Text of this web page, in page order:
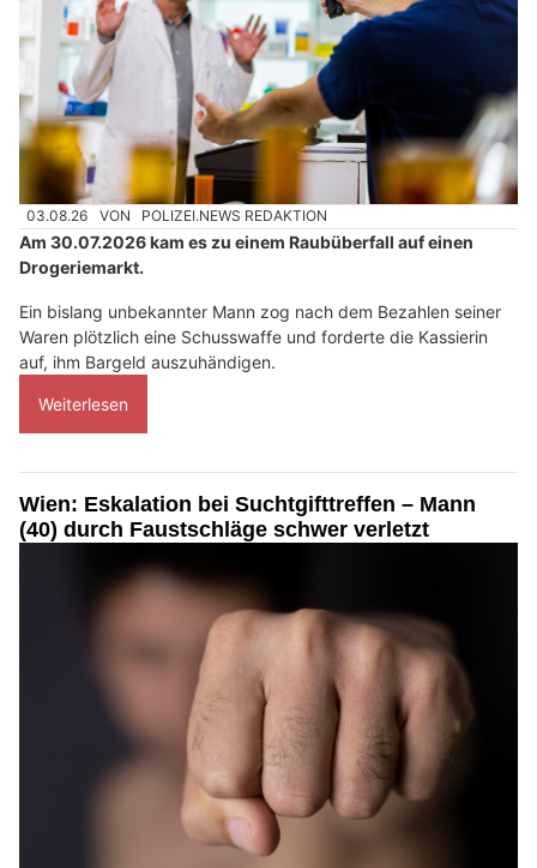
03.08.26 VON POLIZEI.NEWS REDAKTION
Am 30.07.2026 kam es zu einem Raubüberfall auf einen
Drogeriemarkt.
Ein bislang unbekannter Mann zog nach dem Bezahlen seiner
Waren plötzlich eine Schusswaffe und forderte die Kassierin
auf, ihm Bargeld auszuhändigen.
Weiterlesen
Wien: Eskalation bei Suchtgifttreffen – Mann
(40) durch Faustschläge schwer verletzt